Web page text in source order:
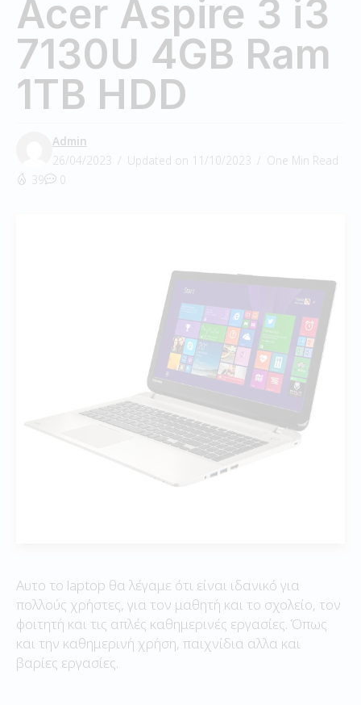
Acer Aspire 3 i3
7130U 4GB Ram
1TB HDD
Admin
26/04/2023
Updated on 11/10/2023
One Min Read
39
0
Αυτο το laptop θα λέγαμε ότι είναι ιδανικό για
πολλούς χρήστες, για τον μαθητή και το σχολείο, τον
φοιτητή και τις απλές καθημερινές εργασίες. Όπως
και την καθημερινή χρήση, παιχνίδια αλλα και
βαρίες εργασίες.